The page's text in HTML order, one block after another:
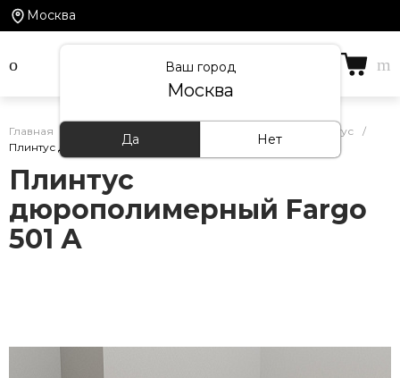
Москва
Ваш город
Москва
Да Нет
Главная Каталог товаров Дюрополимерный плинтус
/
Плинтус дюрополимерный Fargo 501 А
Плинтус
дюрополимерный Fargo
501 А